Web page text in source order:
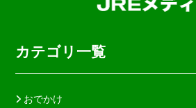
カテゴリ一覧
おでかけ